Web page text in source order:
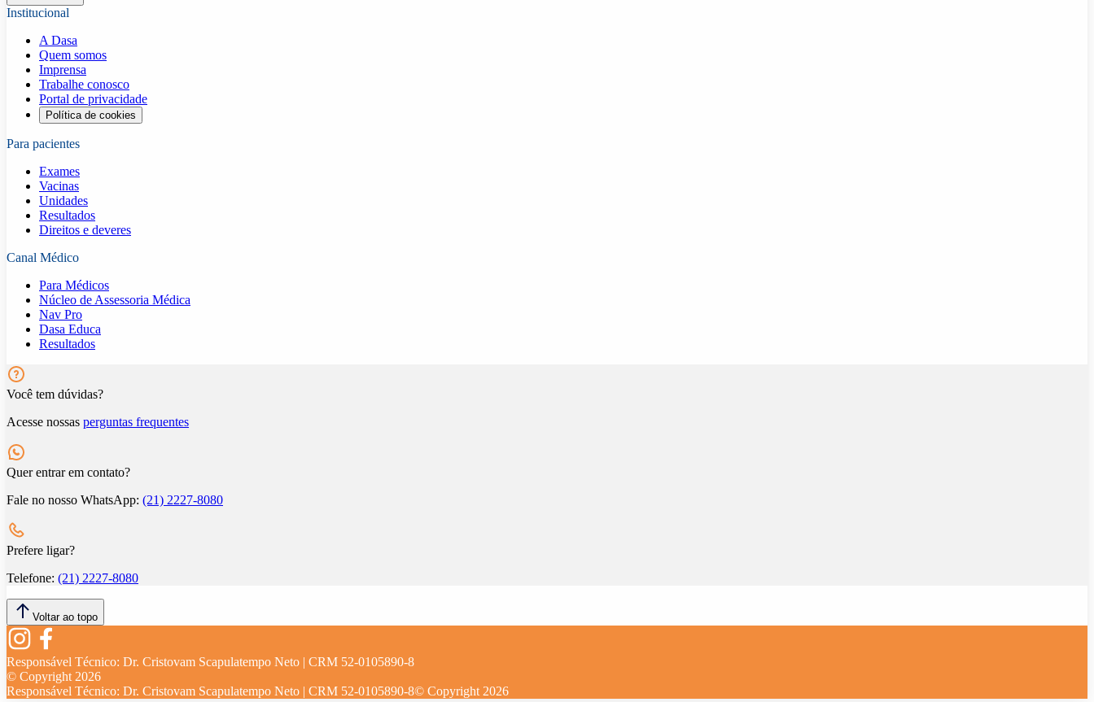
Institucional
A Dasa
Quem somos
Imprensa
Trabalhe conosco
Portal de privacidade
Política de cookies
Para pacientes
Exames
Vacinas
Unidades
Resultados
Direitos e deveres
Canal Médico
Para Médicos
Núcleo de Assessoria Médica
Nav Pro
Dasa Educa
Resultados
Você tem dúvidas?
Acesse nossas perguntas frequentes
Quer entrar em contato?
Fale no nosso WhatsApp: (21) 2227-8080
Prefere ligar?
Telefone: (21) 2227-8080
Voltar ao topo
Responsável Técnico: Dr. Cristovam Scapulatempo Neto | CRM 52-0105890-8
© Copyright 2026
Responsável Técnico: Dr. Cristovam Scapulatempo Neto | CRM 52-0105890-8© Copyright 2026